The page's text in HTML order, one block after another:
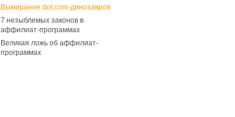
Вымирание dot.com-динозавров
7 незыблемых законов в
аффилиат-программах
Великая ложь об аффилиат-
программах